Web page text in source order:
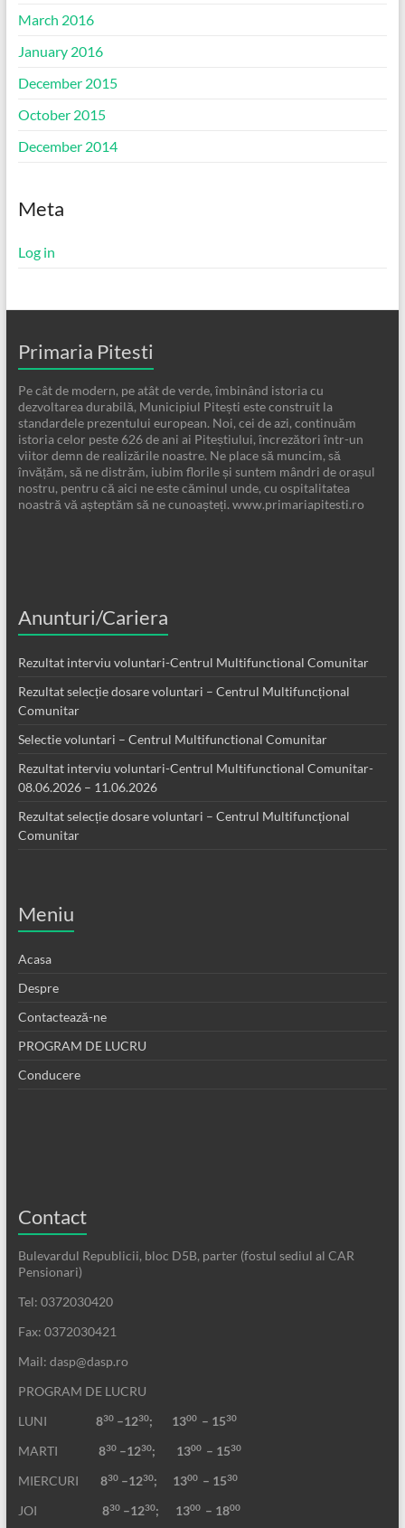
March 2016
January 2016
December 2015
October 2015
December 2014
Meta
Log in
Primaria Pitesti
Pe cât de modern, pe atât de verde, îmbinând istoria cu
dezvoltarea durabilă, Municipiul Pitești este construit la
standardele prezentului european. Noi, cei de azi, continuăm
istoria celor peste 626 de ani ai Piteștiului, încrezători într-un
viitor demn de realizările noastre. Ne place să muncim, să
învățăm, să ne distrăm, iubim florile și suntem mândri de orașul
nostru, pentru că aici ne este căminul unde, cu ospitalitatea
noastră vă așteptăm să ne cunoașteți. www.primariapitesti.ro
Anunturi/Cariera
Rezultat interviu voluntari-Centrul Multifunctional Comunitar
Rezultat selecție dosare voluntari – Centrul Multifuncțional
Comunitar
Selectie voluntari – Centrul Multifunctional Comunitar
Rezultat interviu voluntari-Centrul Multifunctional Comunitar-
08.06.2026 – 11.06.2026
Rezultat selecție dosare voluntari – Centrul Multifuncțional
Comunitar
Meniu
Acasa
Despre
Contactează-ne
PROGRAM DE LUCRU
Conducere
Contact
Bulevardul Republicii, bloc D5B, parter (fostul sediul al CAR
Pensionari)
Tel: 0372030420
Fax: 0372030421
Mail: dasp@dasp.ro
PROGRAM DE LUCRU
LUNI
830–1230; 1300 – 1530
MARTI 830–1230; 1300 – 1530
MIERCURI 830–1230; 1300 – 1530
JOI 830–1230; 1300 – 1800